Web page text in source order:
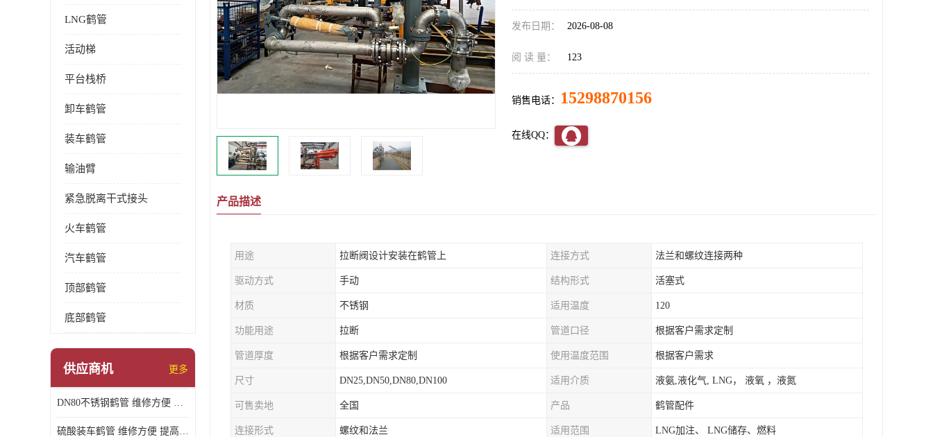
LNG鹤管
活动梯
平台栈桥
卸车鹤管
装车鹤管
输油臂
紧急脱离干式接头
火车鹤管
汽车鹤管
顶部鹤管
底部鹤管
供应商机 更多
DN80不锈钢鹤管 维修方便 提高输送效率
硫酸装车鹤管 维修方便 提高输送效率
发布日期： 2026-08-08
阅 读 量： 123
销售电话： 15298870156
在线QQ：
产品描述
用途 拉断阀设计安装在鹤管上 连接方式 法兰和螺纹连接两种
驱动方式 手动 结构形式 活塞式
材质 不锈钢 适用温度 120
功能用途 拉断 管道口径 根据客户需求定制
管道厚度 根据客户需求定制 使用温度范围 根据客户需求
尺寸 DN25,DN50,DN80,DN100 适用介质 液氨,液化气, LNG， 液氧 ，液氮
可售卖地 全国 产品 鹤管配件
连接形式 螺纹和法兰 适用范围 LNG加注、 LNG储存、燃料